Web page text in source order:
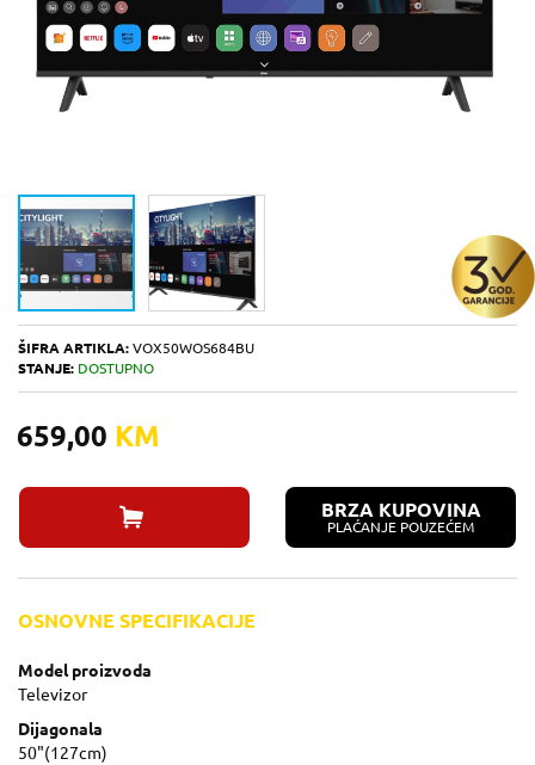
ŠIFRA ARTIKLA: VOX50WOS684BU
STANJE: DOSTUPNO
659,00 KM
BRZA KUPOVINA
PLAĆANJE POUZEĆEM
OSNOVNE SPECIFIKACIJE
Model proizvoda
Televizor
Dijagonala
50"(127cm)